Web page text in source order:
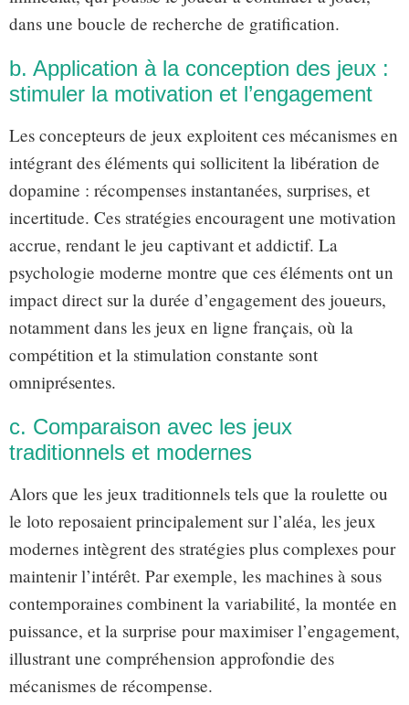
dans une boucle de recherche de gratification.
b. Application à la conception des jeux :
stimuler la motivation et l’engagement
Les concepteurs de jeux exploitent ces mécanismes en
intégrant des éléments qui sollicitent la libération de
dopamine : récompenses instantanées, surprises, et
incertitude. Ces stratégies encouragent une motivation
accrue, rendant le jeu captivant et addictif. La
psychologie moderne montre que ces éléments ont un
impact direct sur la durée d’engagement des joueurs,
notamment dans les jeux en ligne français, où la
compétition et la stimulation constante sont
omniprésentes.
c. Comparaison avec les jeux
traditionnels et modernes
Alors que les jeux traditionnels tels que la roulette ou
le loto reposaient principalement sur l’aléa, les jeux
modernes intègrent des stratégies plus complexes pour
maintenir l’intérêt. Par exemple, les machines à sous
contemporaines combinent la variabilité, la montée en
puissance, et la surprise pour maximiser l’engagement,
illustrant une compréhension approfondie des
mécanismes de récompense.